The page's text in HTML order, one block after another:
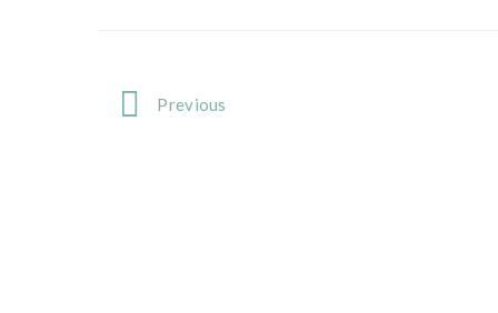
Portfolio
Previous